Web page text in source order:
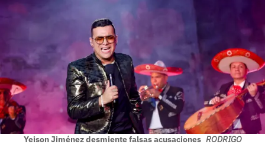
Yeison Jiménez desmiente falsas acusaciones RODRIGO